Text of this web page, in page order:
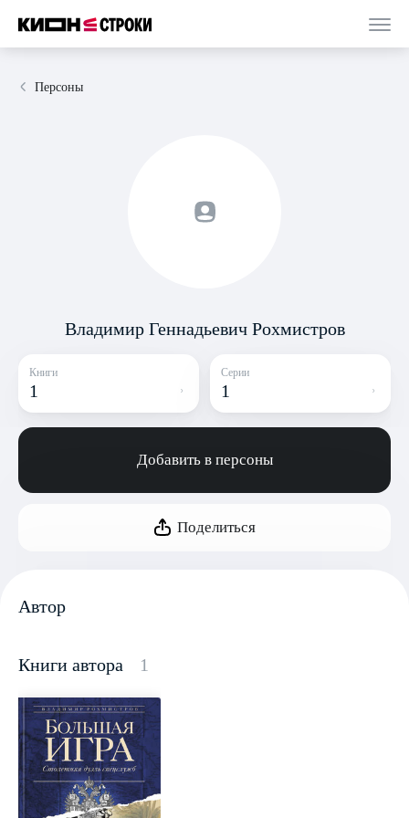
Персоны
Владимир Геннадьевич Рохмистров
Книги
1
Серии
1
Добавить в персоны
Поделиться
Автор
Книги автора 1